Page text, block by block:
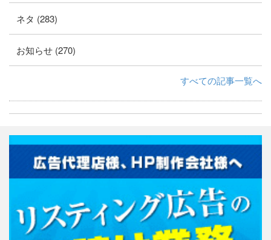
ネタ (283)
お知らせ (270)
すべての記事一覧へ